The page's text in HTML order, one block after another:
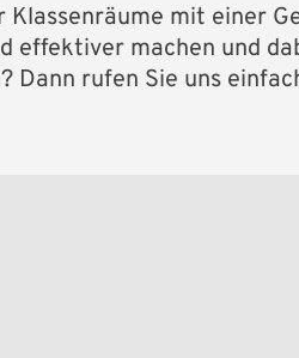
mit einer
machen und
Dann rufen Sie uns